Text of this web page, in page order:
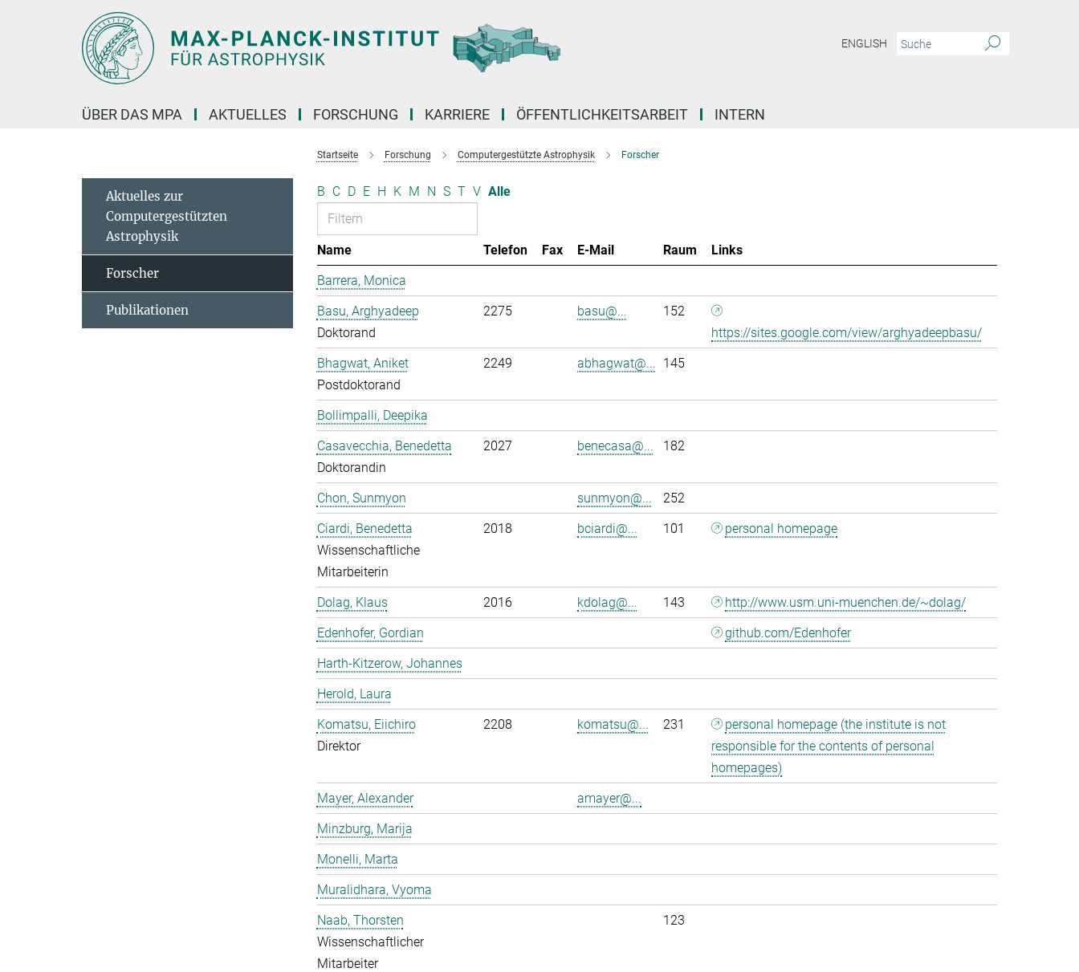
ENGLISH
ÜBER DAS MPA AKTUELLES FORSCHUNG KARRIERE ÖFFENTLICHKEITSARBEIT INTERN
Startseite Forschung Computergestützte Astrophysik Forscher
B C D E H K M N S T V Alle
Name Telefon Fax E-Mail Raum
Links
Barrera, Monica
Basu, Arghyadeep
Doktorand
2275 basu@...
152
https://sites.google.com/view/arghyadeepbasu/
Bhagwat, Aniket
Postdoktorand
2249 abhagwat@... 145
Bollimpalli, Deepika
Casavecchia, Benedetta
Doktorandin
2027 benecasa@... 182
Chon, Sunmyon sunmyon@...
252
Ciardi, Benedetta
Wissenschaftliche
Mitarbeiterin
2018 bciardi@... 101 personal homepage
Dolag, Klaus 2016 kdolag@... 143
http://www.usm.uni-muenchen.de/~dolag/
Edenhofer, Gordian
github.com/Edenhofer
Harth-Kitzerow, Johannes
Herold, Laura
Komatsu, Eiichiro
Direktor
2208 komatsu@... 231
personal homepage (the institute is not
responsible for the contents of personal
homepages)
Mayer, Alexander
amayer@...
Minzburg, Marija
Monelli, Marta
Muralidhara, Vyoma
Naab, Thorsten
Wissenschaftlicher
Mitarbeiter
123
Aktuelles zur
Computergestützten
Astrophysik
Forscher
Publikationen